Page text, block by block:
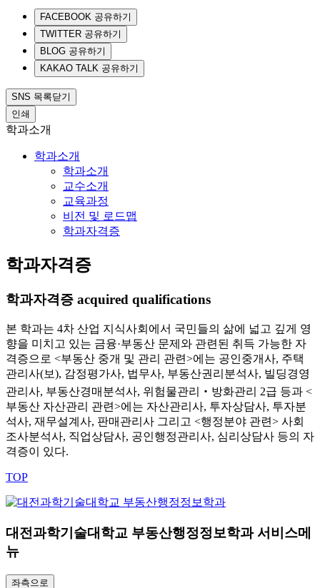
FACEBOOK 공유하기
TWITTER 공유하기
BLOG 공유하기
KAKAO TALK 공유하기
SNS 목록닫기
인쇄
학과소개
학과소개
학과소개
교수소개
교육과정
비전 및 로드맵
학과자격증
학과자격증
학과자격증 acquired qualifications
본 학과는 4차 산업 지식사회에서 국민들의 삶에 넓고 깊게 영
향을 미치고 있는 금융·부동산 문제와 관련된 취득 가능한 자
격증으로 <부동산 중개 및 관리 관련>에는 공인중개사, 주택
관리사(보), 감정평가사, 법무사, 부동산권리분석사, 빌딩경영
관리사, 부동산경매분석사, 위험물관리‧방화관리 2급 등과 <
부동산 자산관리 관련>에는 자산관리사, 투자상담사, 투자분
석사, 재무설계사, 판매관리사 그리고 <행정분야 관련> 사회
조사분석사, 직업상담사, 공인행정관리사, 심리상담사 등의 자
격증이 있다.
TOP
대전과학기술대학교 부동산행정정보학과 서비스메
뉴
좌측으로